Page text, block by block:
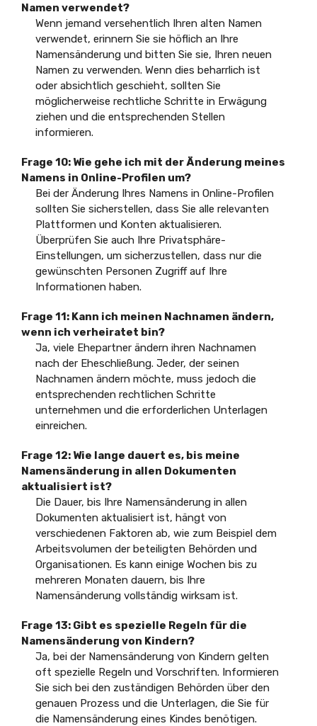
Namen verwendet?
Wenn jemand versehentlich Ihren alten Namen
verwendet, erinnern Sie sie höflich an Ihre
Namensänderung und bitten Sie sie, Ihren neuen
Namen zu verwenden. Wenn dies beharrlich ist
oder absichtlich geschieht, sollten Sie
möglicherweise rechtliche Schritte in Erwägung
ziehen und die entsprechenden Stellen
informieren.
Frage 10: Wie gehe ich mit der Änderung meines
Namens in Online-Profilen um?
Bei der Änderung Ihres Namens in Online-Profilen
sollten Sie sicherstellen, dass Sie alle relevanten
Plattformen und Konten aktualisieren.
Überprüfen Sie auch Ihre Privatsphäre-
Einstellungen, um sicherzustellen, dass nur die
gewünschten Personen Zugriff auf Ihre
Informationen haben.
Frage 11: Kann ich meinen Nachnamen ändern,
wenn ich verheiratet bin?
Ja, viele Ehepartner ändern ihren Nachnamen
nach der Eheschließung. Jeder, der seinen
Nachnamen ändern möchte, muss jedoch die
entsprechenden rechtlichen Schritte
unternehmen und die erforderlichen Unterlagen
einreichen.
Frage 12: Wie lange dauert es, bis meine
Namensänderung in allen Dokumenten
aktualisiert ist?
Die Dauer, bis Ihre Namensänderung in allen
Dokumenten aktualisiert ist, hängt von
verschiedenen Faktoren ab, wie zum Beispiel dem
Arbeitsvolumen der beteiligten Behörden und
Organisationen. Es kann einige Wochen bis zu
mehreren Monaten dauern, bis Ihre
Namensänderung vollständig wirksam ist.
Frage 13: Gibt es spezielle Regeln für die
Namensänderung von Kindern?
Ja, bei der Namensänderung von Kindern gelten
oft spezielle Regeln und Vorschriften. Informieren
Sie sich bei den zuständigen Behörden über den
genauen Prozess und die Unterlagen, die Sie für
die Namensänderung eines Kindes benötigen.